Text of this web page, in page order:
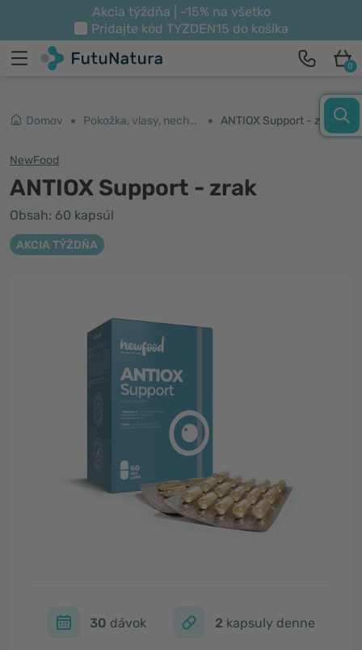
Akcia týždňa | -15% na všetko
Pridajte kód TYZDEN15 do košíka
0
Domov Pokožka, vlasy, nechty ANTIOX Support - zrak
NewFood
ANTIOX Support - zrak
Obsah: 60 kapsúl
AKCIA TÝŽDŇA
30 dávok 2 kapsuly denne